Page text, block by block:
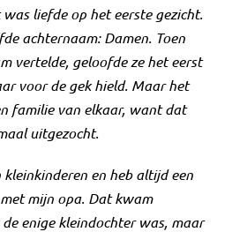
liefde op het eerste gezicht.
achternaam: Damen. Toen
vertelde, geloofde ze het eerst
voor de gek hield. Maar het
familie van elkaar, want dat
uitgezocht.
kleinkinderen en heb altijd een
mijn opa. Dat kwam
enige kleindochter was, maar